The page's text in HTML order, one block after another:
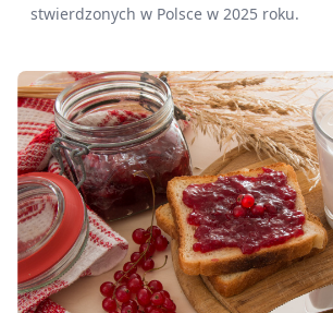
stwierdzonych w Polsce w 2025 roku.